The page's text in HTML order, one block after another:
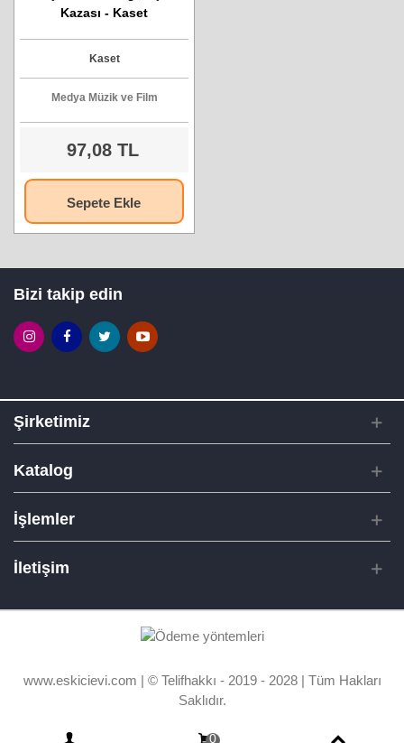
Kazası - Kaset
Kaset
Medya Müzik ve Film
97,08 TL
Sepete Ekle
Bizi takip edin
Şirketimiz
Katalog
İşlemler
İletişim
www.eskicievi.com | © Telifhakkı - 2019 - 2028 | Tüm Hakları
Saklıdır.
0